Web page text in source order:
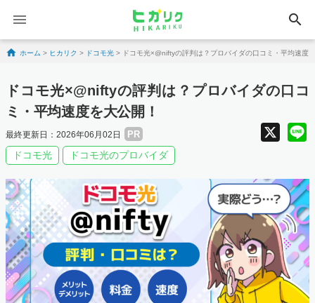
search
Skip to content
ホーム > ヒカリク > ドコモ光 > ドコモ光×@niftyの評判は？プロバイダの口コミ・平均速度
ドコモ光×@niftyの評判は？プロバイダの口コ
ミ・平均速度を大公開！
最終更新日：2026年06月02日 PR X
ドコモ光 ドコモ光のプロバイダ